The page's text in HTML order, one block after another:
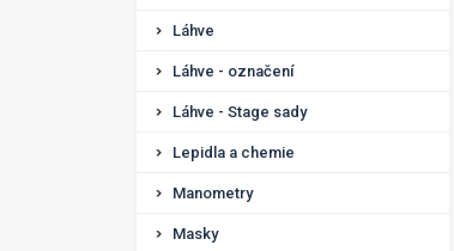
Láhve
Láhve - označení
Láhve - Stage sady
Lepidla a chemie
Manometry
Masky